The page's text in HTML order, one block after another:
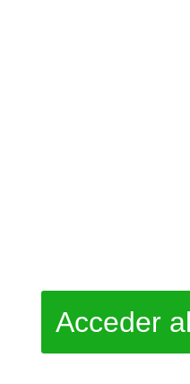
Acceder